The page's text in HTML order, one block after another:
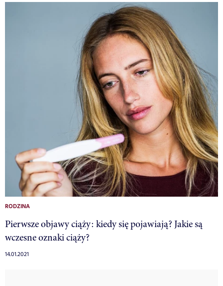
RODZINA
Pierwsze objawy ciąży: kiedy się pojawiają? Jakie są
wczesne oznaki ciąży?
14.01.2021